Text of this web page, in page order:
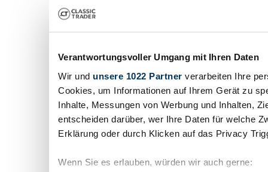
Verantwortungsvoller Umgang mit Ihren Daten
Wir und unsere 1022 Partner verarbeiten Ihre
Cookies, um Informationen auf Ihrem Gerät zu
Inhalte, Messungen von Werbung und Inhalten,
entscheiden darüber, wer Ihre Daten für welche
Erklärung oder durch Klicken auf das Privacy
Wenn Sie es erlauben, würden wir auch gerne: